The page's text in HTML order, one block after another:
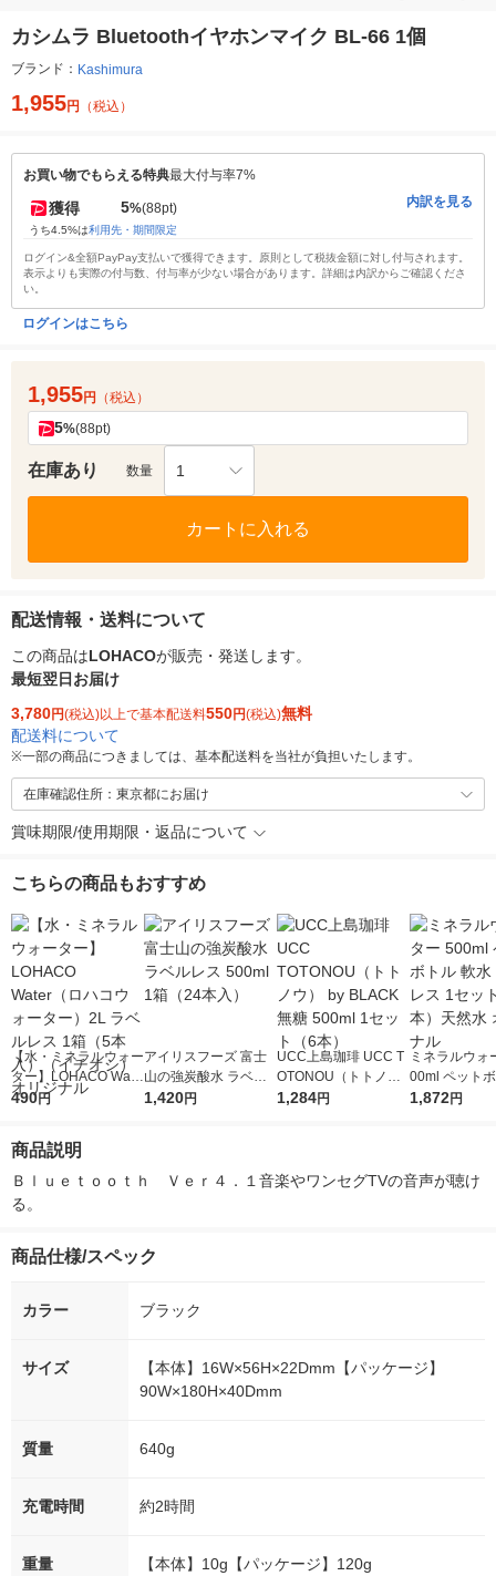
カシムラ Bluetoothイヤホンマイク BL-66 1個
ブランド： Kashimura
1,955円 （税込）
お買い物でもらえる特典最大付与率7%
獲得 5%(88pt)
うち4.5%は利用先・期間限定
内訳を見る
ログイン&全額PayPay支払いで獲得できます。原則として税抜金額に対し付与されます。
表示よりも実際の付与数、付与率が少ない場合があります。詳細は内訳からご確認くださ
い。
ログインはこちら
1,955円 （税込）
5%(88pt)
在庫あり 数量 1
カートに入れる
配送情報・送料について
この商品はLOHACOが販売・発送します。
最短翌日お届け
3,780円(税込)以上で基本配送料550円(税込)無料
配送料について
※一部の商品につきましては、基本配送料を当社が負担いたします。
在庫確認住所：東京都にお届け
賞味期限/使用期限・返品について
こちらの商品もおすすめ
【水・ミネラルウォー
ター】LOHACO Wate
r（ロハコウォータ
シ） オリジナル
490円
アイリスフーズ 富士
山の強炭酸水 ラベル
レス 500ml 1箱（24
1,420円
UCC上島珈琲 UCC T
OTONOU（トトノ
ウ） by BLACK無糖 5
1,284円
ミネラルウォ
00ml ペット
水 ラベルレ
1,872円
商品説明
Ｂｌｕｅｔｏｏｔｈ　Ｖｅｒ４．１音楽やワンセグTVの音声が聴け
る。
商品仕様/スペック
カラー ブラック
サイズ
【本体】16W×56H×22Dmm【パッケージ】
90W×180H×40Dmm
質量 640g
充電時間 約2時間
重量 【本体】10g【パッケージ】120g